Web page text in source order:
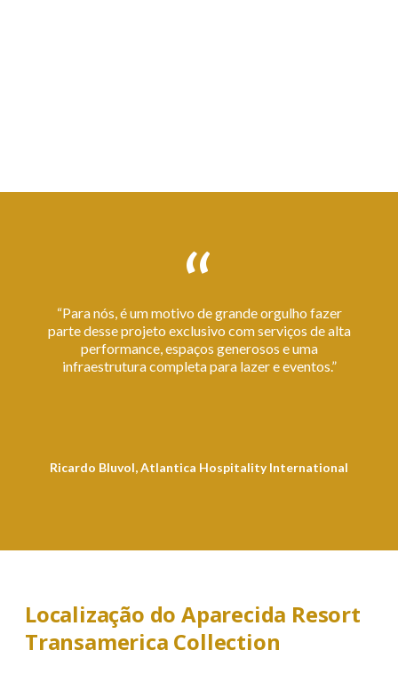
“
“Para nós, é um motivo de grande orgulho fazer
parte desse projeto exclusivo com serviços de alta
performance, espaços generosos e uma
infraestrutura completa para lazer e eventos.”
Ricardo Bluvol, Atlantica Hospitality International
Localização do Aparecida Resort
Transamerica Collection